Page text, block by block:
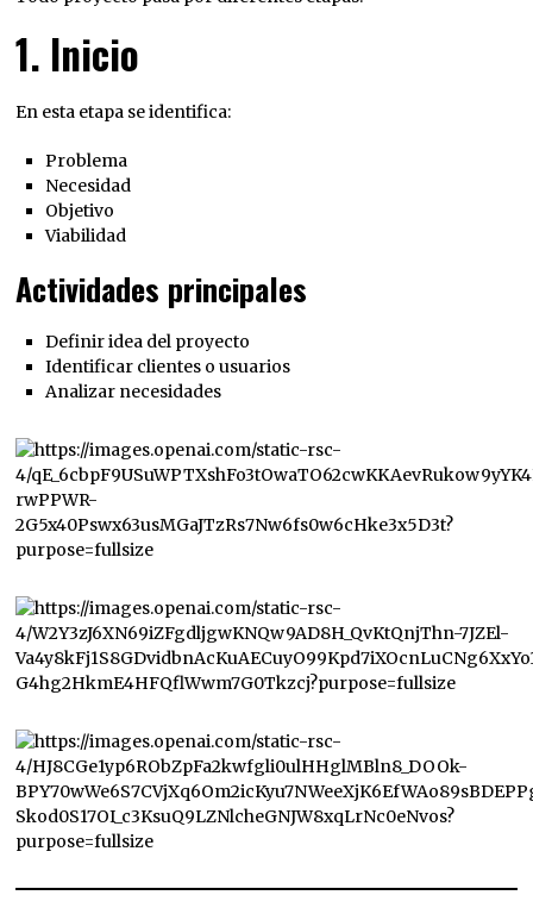
1. Inicio
En esta etapa se identifica:
Problema
Necesidad
Objetivo
Viabilidad
Actividades principales
Definir idea del proyecto
Identificar clientes o usuarios
Analizar necesidades